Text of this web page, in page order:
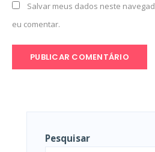
Salvar meus dados neste
eu comentar.
Pesquisar